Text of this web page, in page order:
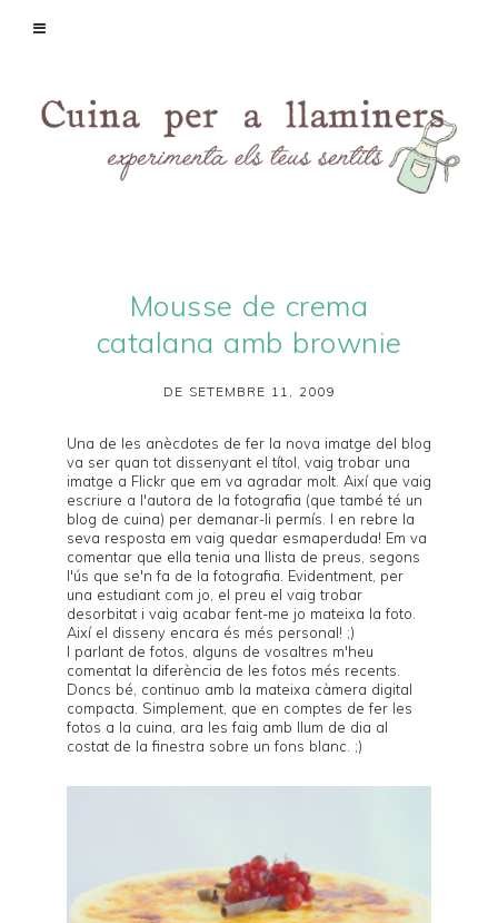
Mousse de crema
catalana amb brownie
DE SETEMBRE 11, 2009
Una de les anècdotes de fer la nova imatge del blog
va ser quan tot dissenyant el títol, vaig trobar una
imatge a Flickr que em va agradar molt. Així que vaig
escriure a l'autora de la fotografia (que també té un
blog de cuina) per demanar-li permís. I en rebre la
seva resposta em vaig quedar esmaperduda! Em va
comentar que ella tenia una llista de preus, segons
l'ús que se'n fa de la fotografia. Evidentment, per
una estudiant com jo, el preu el vaig trobar
desorbitat i vaig acabar fent-me jo mateixa la foto.
Així el disseny encara és més personal! ;)
I parlant de fotos, alguns de vosaltres m'heu
comentat la diferència de les fotos més recents.
Doncs bé, continuo amb la mateixa càmera digital
compacta. Simplement, que en comptes de fer les
fotos a la cuina, ara les faig amb llum de dia al
costat de la finestra sobre un fons blanc. ;)